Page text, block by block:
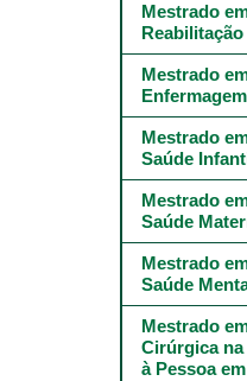
níveis
Mestrado
Reabilitação
Mestrado
Enfermagem
Mestrado
Saúde
Mestrado
Saúde
Mestrado
Saúde
Mestrado
Cirúrgica na
à Pessoa